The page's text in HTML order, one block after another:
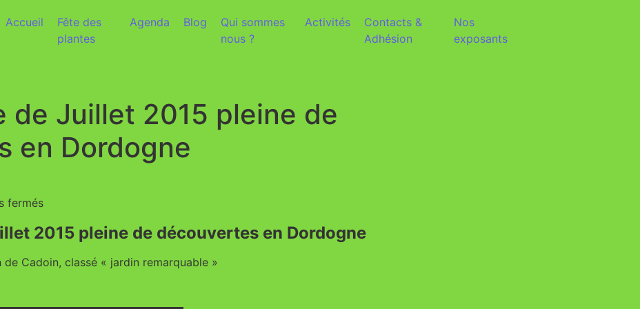
Accueil
Fête des
plantes
Agenda Blog
Qui sommes
nous ?
Activités
Contacts &
Adhésion
Nos
exposants
de Juillet 2015 pleine de
en Dordogne
fermés
2015 pleine de découvertes en Dordogne
de Cadoin, classé « jardin remarquable »